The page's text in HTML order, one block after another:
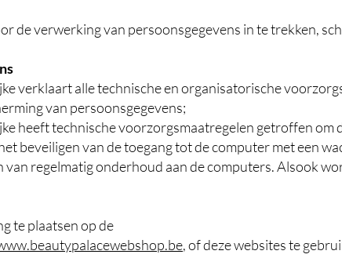
de verwerking van persoonsgegevens in te trekken,
verklaart alle technische en organisatorische
van persoonsgegevens;
heeft technische voorzorgsmaatregelen getroffen om
beveiligen van de toegang tot de computer met een
regelmatig onderhoud aan de computers. Alsook
te plaatsen op de
,of deze websites te